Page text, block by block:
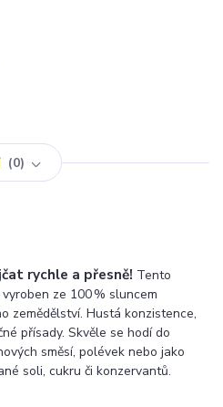
0
rychle a přesně! Tento
ze 100 % sluncem
zemědělství. Hustá konzistence,
přísady. Skvěle se hodí do
směsí, polévek nebo jako
soli, cukru či konzervantů.